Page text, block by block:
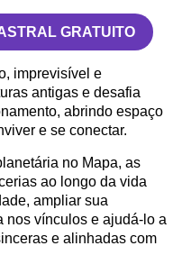
GRATUITO
imprevisível e
antigas e desafia
abrindo espaço
e se conectar.
no Mapa, as
ao longo da vida
ampliar sua
nos vínculos e ajudá-lo a
e alinhadas com